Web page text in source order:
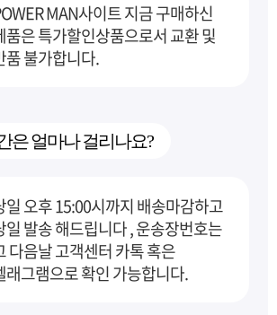
MAN사이트 지금 구매하신
품은 특가할인상품으로서 교환 및
품 불가합니다.
은 얼마나 걸리나요?
일 오후 15:00시까지 배송마감하고
일 발송 해드립니다 , 운송장번호는
다음날 고객센터카톡 혹은
래그램으로 확인 가능합니다.